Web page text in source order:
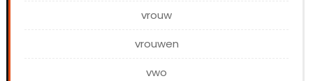
vrouw
vrouwen
vwo